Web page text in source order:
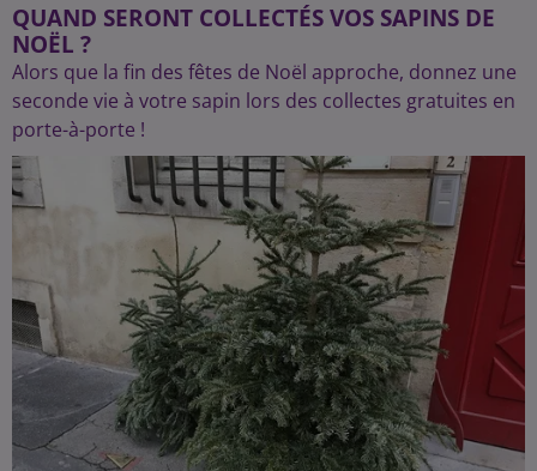
QUAND SERONT COLLECTÉS VOS SAPINS DE
NOËL ?
Alors que la fin des fêtes de Noël approche, donnez une
seconde vie à votre sapin lors des collectes gratuites en
porte-à-porte !